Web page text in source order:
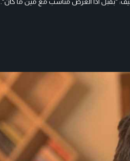
"بقبل اذا العرض مناسب مع مين ما كان".